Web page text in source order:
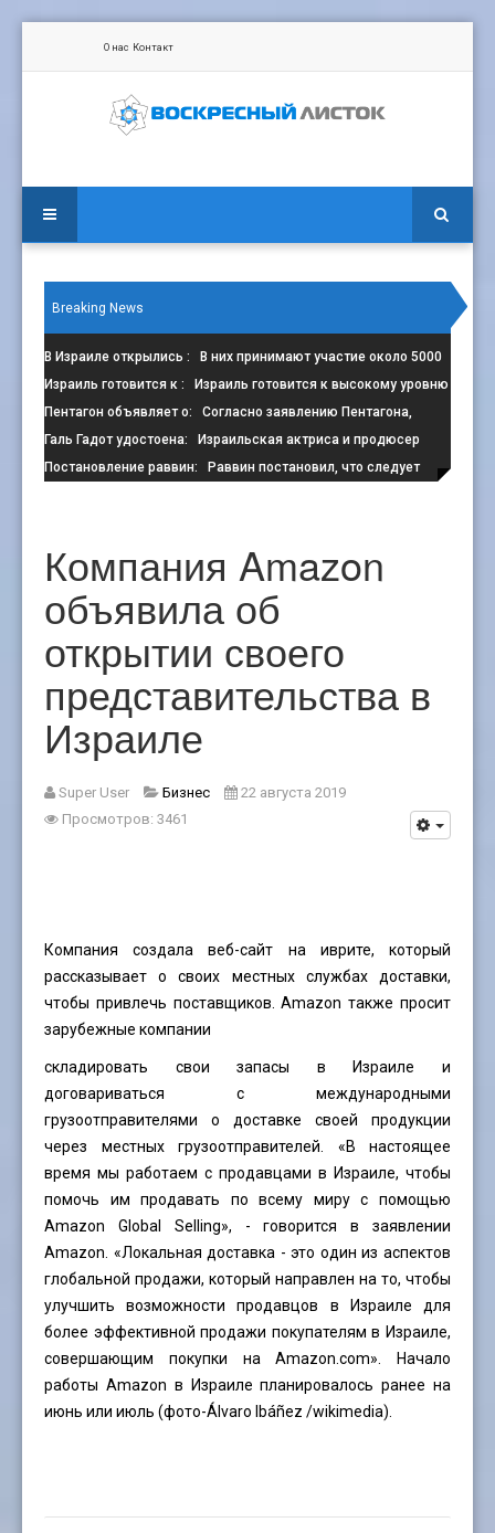
О нас Контакт
Breaking News
В Израиле открылись : В них принимают участие около 5000
сп
Израиль готовится к : Израиль готовится к высокому уровню
зПентагон объявляет о: Согласно заявлению Пентагона,
контрак
Галь Гадот удостоена: Израильская актриса и продюсер
Галь Г
Постановление раввин: Раввин постановил, что следует
Компания Amazon
объявила об
открытии своего
представительства в
Израиле
Super User Бизнес
22 августа 2019
Просмотров: 3461
Компания создала веб-сайт на иврите, который
рассказывает о своих местных службах доставки,
чтобы привлечь поставщиков. Amazon также просит
зарубежные компании
складировать свои запасы в Израиле и
договариваться с международными
грузоотправителями о доставке своей продукции
через местных грузоотправителей. «В настоящее
время мы работаем с продавцами в Израиле, чтобы
помочь им продавать по всему миру с помощью
Amazon Global Selling», - говорится в заявлении
Amazon. «Локальная доставка - это один из аспектов
глобальной продажи, который направлен на то, чтобы
улучшить возможности продавцов в Израиле для
более эффективной продажи покупателям в Израиле,
совершающим покупки на Amazon.com». Начало
работы Amazon в Израиле планировалось ранее на
июнь или июль (фото-Álvaro Ibáñez /wikimedia).